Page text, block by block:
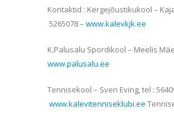
Kontaktid : Kergejõustikukool –
5265078 – www.kalevkjk.ee
K.Palusalu Spordikool – Meelis
www.palusalu.ee
Tennisekool – Sven Eving, tel :
www.kalevitenniseklubi.ee